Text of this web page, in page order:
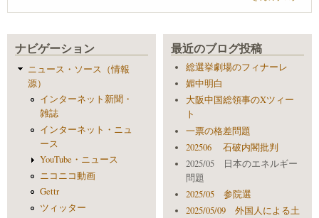
ナビゲーション
ニュース・ソース（情報
源）
インターネット新聞・
雑誌
インターネット・ニュ
ース
YouTube・ニュース
ニコニコ動画
Gettr
ツィッター
最近のブログ投稿
総選挙劇場のフィナーレ
媚中明白
大阪中国総領事のXツィー
ト
一票の格差問題
202506 石破内閣批判
2025/05 日本のエネルギー
問題
2025/05 参院選
2025/05/09 外国人による土